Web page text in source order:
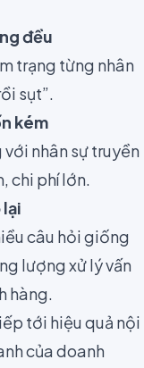
đều
trạng từng nhân
sụt”.
kém
nhân sự truyền
chi phí lớn.
câu hỏi giống
lượng xử lý vấn
hàng.
tới hiệu quả nội
của doanh